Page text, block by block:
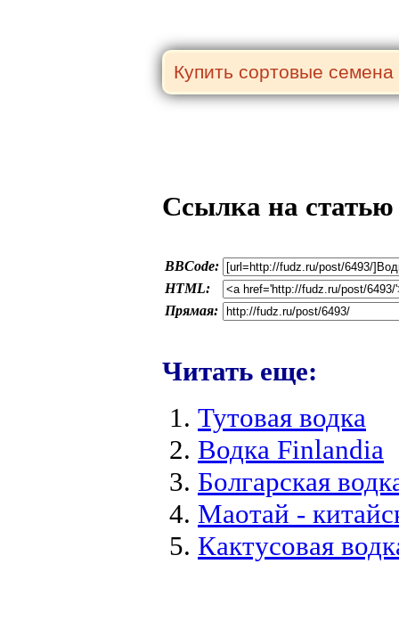
Ссылка на
BBCode:
HTML:
Прямая:
Читать еще:
Тутовая водка
Водка Finlandia
Болгарская
Маотай -
Кактусовая